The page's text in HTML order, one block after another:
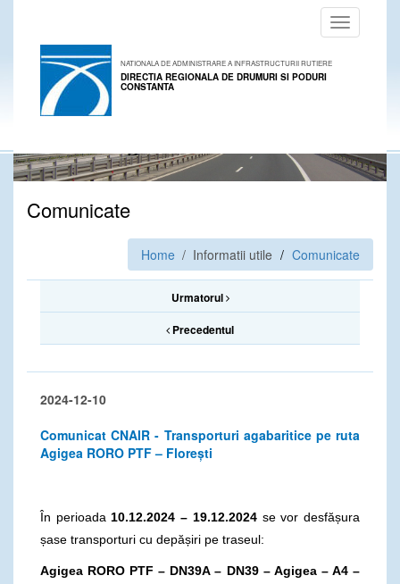
Toggle
navigation
NATIONALA DE ADMINISTRARE A INFRASTRUCTURII RUTIERE
DIRECTIA REGIONALA DE DRUMURI SI PODURI
CONSTANTA
Comunicate
Home / Informatii utile Comunicate
Urmatorul
Precedentul
2024-12-10
Comunicat CNAIR - Transporturi agabaritice pe ruta
Agigea RORO PTF – Florești
În perioada 10.12.2024 – 19.12.2024se vor desfășura
șase transporturi cu depășiri pe traseul:
Agigea RORO PTF – DN39A – DN39 – Agigea – A4 –